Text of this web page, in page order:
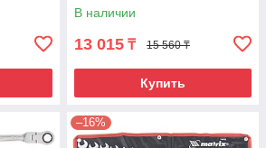
В наличии
13 015 ₸ 15 560 ₸
Купить
–16%